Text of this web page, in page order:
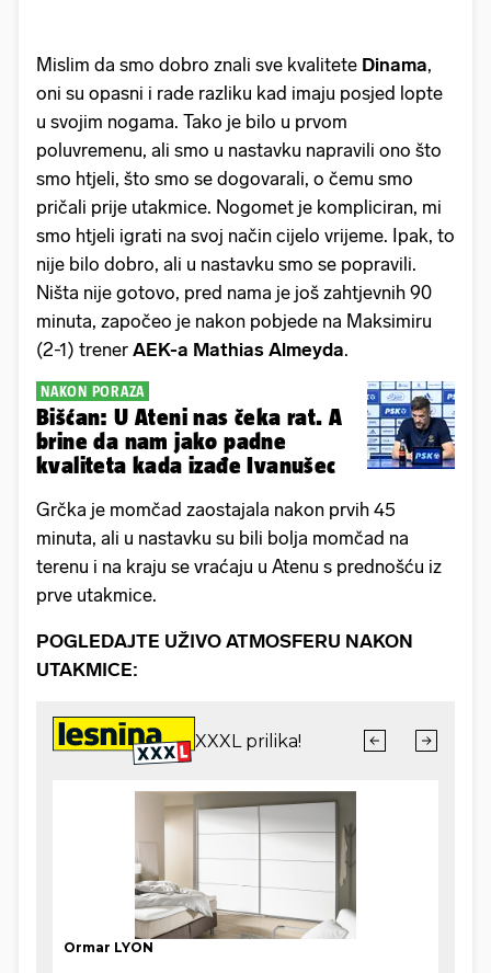
Mislim da smo dobro znali sve kvalitete Dinama,
oni su opasni i rade razliku kad imaju posjed lopte
u svojim nogama. Tako je bilo u prvom
poluvremenu, ali smo u nastavku napravili ono što
smo htjeli, što smo se dogovarali, o čemu smo
pričali prije utakmice. Nogomet je kompliciran, mi
smo htjeli igrati na svoj način cijelo vrijeme. Ipak, to
nije bilo dobro, ali u nastavku smo se popravili.
Ništa nije gotovo, pred nama je još zahtjevnih 90
minuta, započeo je nakon pobjede na Maksimiru
(2-1) trener AEK-a Mathias Almeyda.
NAKON PORAZA
Bišćan: U Ateni nas čeka rat. A
brine da nam jako padne
kvaliteta kada izađe Ivanušec
Grčka je momčad zaostajala nakon prvih 45
minuta, ali u nastavku su bili bolja momčad na
terenu i na kraju se vraćaju u Atenu s prednošću iz
prve utakmice.
POGLEDAJTE UŽIVO ATMOSFERU NAKON
UTAKMICE: